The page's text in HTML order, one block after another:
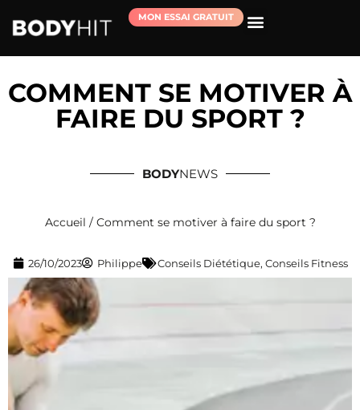
MON ESSAI GRATUIT
COMMENT SE MOTIVER À
FAIRE DU SPORT ?
BODYNEWS
Accueil / Comment se motiver à faire du sport ?
26/10/2023 Philippe Conseils Diététique, Conseils Fitness